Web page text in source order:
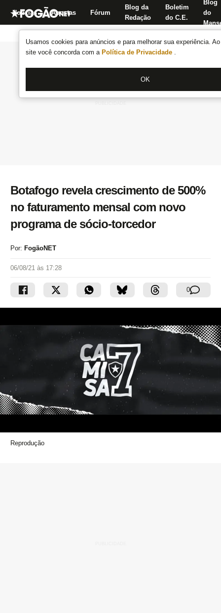
Usamos cookies para anúncios e para melhorar sua experiência.
site você concorda com a Política de Privacidade .
OK
Notícias Apostas Fórum
Blog da
Redação
Boletim
do C.E.
Blog
do
Botafogo revela crescimento de 500%
no faturamento mensal com novo
programa de sócio-torcedor
Por: FogãoNET
06/08/21 às 17:28
0
Reprodução